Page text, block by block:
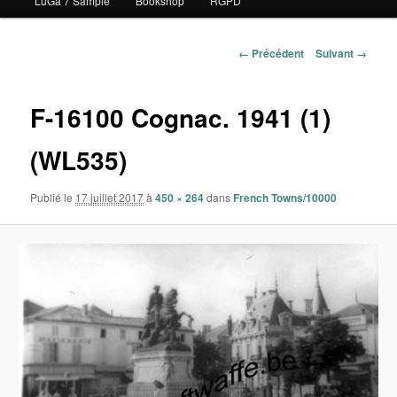
contenu
Navigation
← Précédent Suivant →
F-16100 Cognac. 1941 (1)
(WL535)
Publié le 17 juillet 2017à450 × 264dans French Towns/10000